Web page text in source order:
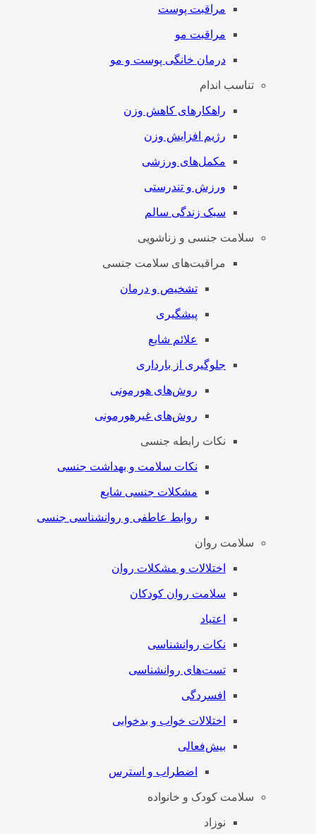
مراقبت پوست
مراقبت مو
درمان خانگی پوست و مو
تناسب اندام
راهکارهای کاهش وزن
رژیم افزایش وزن
مکمل‌های ورزشی
ورزش و تندرستی
سبک زندگی سالم
سلامت جنسی و زناشویی
مراقبت‌های سلامت جنسی
تشخیص و درمان
پیشگیری
علائم شایع
جلوگیری از بارداری
روش‌های هورمونی
روش‌های غیرهورمونی
نکات رابطه جنسی
نکات سلامت و بهداشت جنسی
مشکلات جنسی شایع
روابط عاطفی و روانشناسی جنسی
سلامت روان
اختلالات و مشکلات روان
سلامت روان کودکان
اعتیاد
نکات روانشناسی
تست‌های روانشناسی
افسردگی
اختلالات خواب و بدخوابی
بیش‌فعالی
اضطراب و استرس
سلامت کودک و خانواده
نوزاد